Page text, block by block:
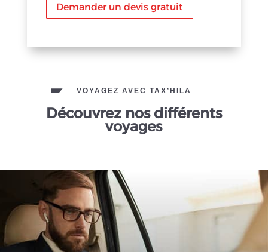
Demander un devis gratuit
VOYAGEZ AVEC TAX’HILA
Découvrez nos différents
voyages